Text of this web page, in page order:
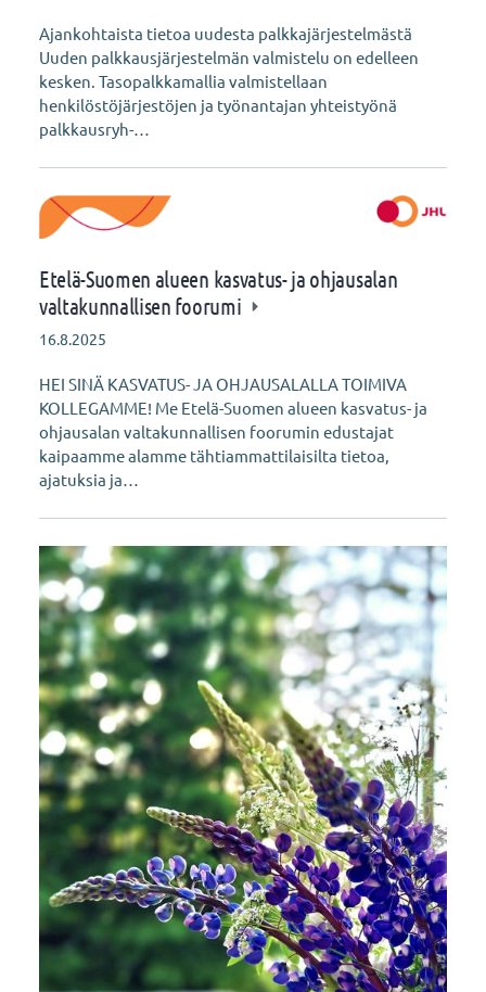
Ajankohtaista tietoa uudesta palkkajärjestelmästä
Uuden palkkausjärjestelmän valmistelu on edelleen
kesken. Tasopalkkamallia valmistellaan
henkilöstöjärjestöjen ja työnantajan yhteistyönä
palkkausryh-…
Etelä-Suomen alueen kasvatus- ja ohjausalan
valtakunnallisen foorumi
16.8.2025
HEI SINÄ KASVATUS- JA OHJAUSALALLA TOIMIVA
KOLLEGAMME! Me Etelä-Suomen alueen kasvatus- ja
ohjausalan valtakunnallisen foorumin edustajat
kaipaamme alamme tähtiammattilaisilta tietoa,
ajatuksia ja…